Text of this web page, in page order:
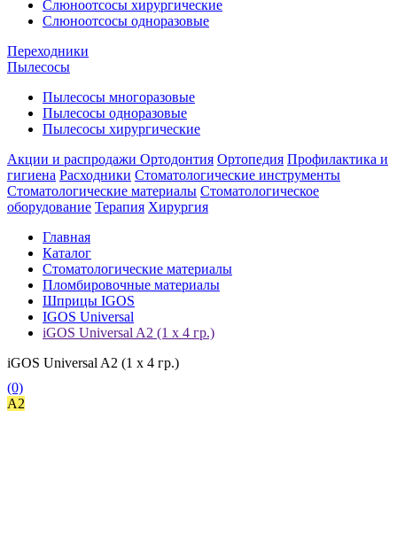
Слюноотсосы хирургические
Слюноотсосы одноразовые
Переходники
Пылесосы
Пылесосы многоразовые
Пылесосы одноразовые
Пылесосы хирургические
Акции и распродажи Ортодонтия Ортопедия Профилактика и
гигиена Расходники Стоматологические инструменты
Стоматологические материалы Стоматологическое
оборудование Терапия Хирургия
Главная
Каталог
Стоматологические материалы
Пломбировочные материалы
Шприцы IGOS
IGOS Universal
iGOS Universal A2 (1 x 4 гр.)
iGOS Universal A2 (1 x 4 гр.)
(0)
A2